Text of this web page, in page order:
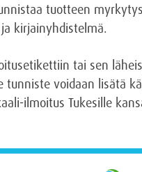
tuotteen
kirjainyhdistelmä.
tai sen
tunniste voidaan lisätä
ilmoitus Tukesille